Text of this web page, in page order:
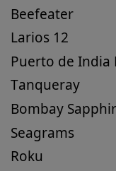
Beefeater
Larios 12
Puerto de India
Tanqueray
Bombay
Seagrams
Roku